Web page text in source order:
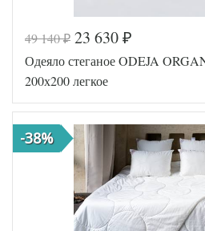
Код товара
517-678
Артикул
AGD-Л
(15)05
Ширина х
Длина
200х220
(евро)
Сезонность
Наполнитель
Гусиный
пух
Батист
Производитель
Lucky
Dreams
(Россия)
49 140₽ 23 630 ₽
Одеяло стеганое ODEJA
200х200 легкое
-38%